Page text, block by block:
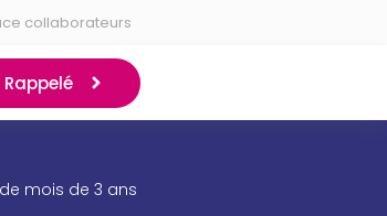
collaborateurs
Rappelé
mois de 3 ans